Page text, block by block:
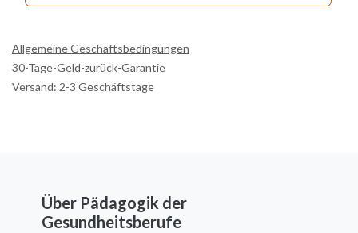
Allgemeine Geschäftsbedingungen
30-Tage-Geld-zurück-Garantie
Versand: 2-3 Geschäftstage
Über Pädagogik der
Gesundheitsberufe